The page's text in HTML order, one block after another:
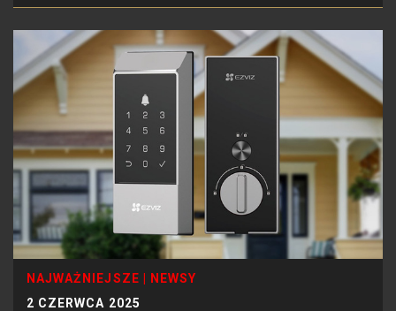
NAJWAŻNIEJSZE
NEWSY
2 CZERWCA 2025